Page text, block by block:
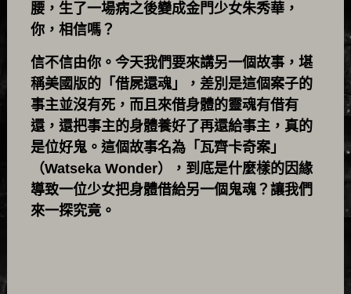
腰，生了一場病之後變成金門少女朱秀華，
你，相信嗎？
信不信由你。今天我們要來講另一個故事，堪
稱美國版的「借屍還魂」，差別是這個案子的
事主並沒有死，而且來借身體的靈魂有借有
還，還把事主的身體養好了再還給事主，真的
是位好鬼。這個故事名為「瓦齊卡奇案」
（Watseka Wonder），到底是什麼樣的因緣
導致一位少女把身體借給另一個鬼魂？讓我們
來一探究竟。